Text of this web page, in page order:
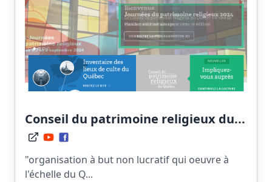
Conseil du patrimoine religieux du...
"organisation à but non lucratif qui oeuvre à
l'échelle du Q...